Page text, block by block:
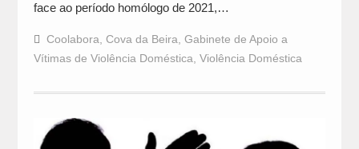
face ao período homólogo de 2021,…
Coolabora, Cova da Beira, Gabinete de Apoio a
Vítimas de Violência Doméstica, Violência Doméstica